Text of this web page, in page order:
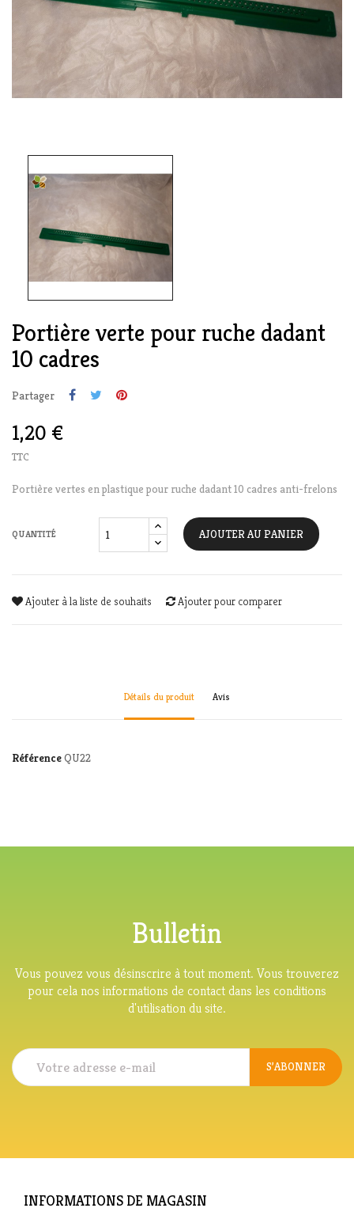
Portière verte pour ruche dadant
10 cadres
Partager
1,20 €
TTC
Portière vertes en plastique pour ruche dadant 10 cadres anti-frelons
QUANTITÉ AJOUTER AU PANIER
Ajouter à la liste de souhaits Ajouter pour comparer
Détails du produit Avis
RéférenceQU22
Bulletin
Vous pouvez vous désinscrire à tout moment. Vous trouverez
pour cela nos informations de contact dans les conditions
d'utilisation du site.
S’ABONNER
INFORMATIONS DE MAGASIN